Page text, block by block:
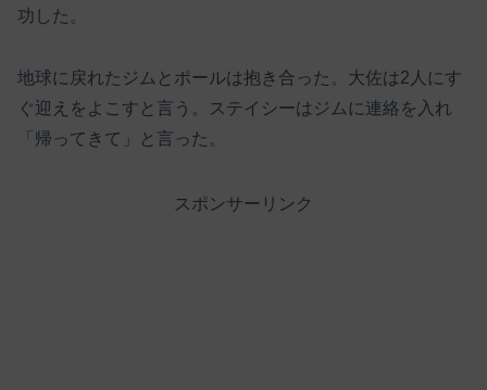
功した。
地球に戻れたジムとポールは抱き合った。大佐は2人にす
ぐ迎えをよこすと言う。ステイシーはジムに連絡を入れ
「帰ってきて」と言った。
スポンサーリンク